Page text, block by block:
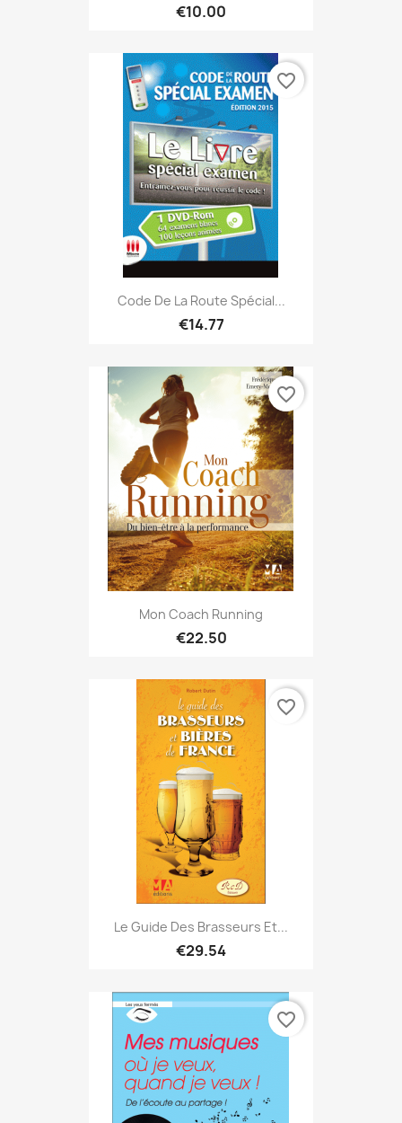
€10.00
Code De La Route Spécial...
€14.77
favorite_border
Mon Coach Running
€22.50
favorite_border
Le Guide Des Brasseurs Et...
€29.54
favorite_border
favorite_border